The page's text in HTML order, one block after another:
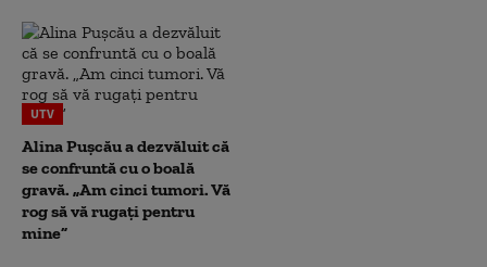
UTV
Alina Pușcău a dezvăluit că
se confruntă cu o boală
gravă. „Am cinci tumori. Vă
rog să vă rugați pentru
mine”